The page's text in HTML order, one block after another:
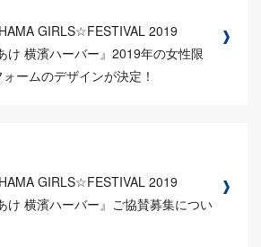
GIRLS☆FESTIVAL 2019
け 横濱ハーバー』2019年の女性限
ームのデザインが決定！
GIRLS☆FESTIVAL 2019
け 横濱ハーバー』ご協賛募集につい